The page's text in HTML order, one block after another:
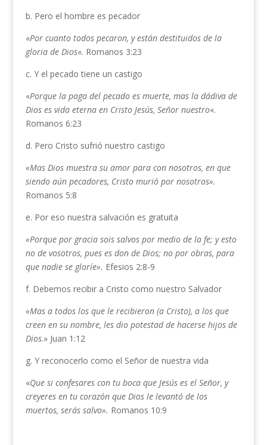
b. Pero el hombre es pecador
«Por cuanto todos pecaron, y están destituidos de la
gloria de Dios«. Romanos 3:23
c. Y el pecado tiene un castigo
«Porque la paga del pecado es muerte, mas la dádiva de
Dios es vida eterna en Cristo Jesús, Señor nuestro«.
Romanos 6:23
d. Pero Cristo sufrió nuestro castigo
«Mas Dios muestra su amor para con nosotros, en que
siendo aún pecadores, Cristo murió por nosotros».
Romanos 5:8
e. Por eso nuestra salvación es gratuita
«Porque por gracia sois salvos por medio de la fe; y esto
no de vosotros, pues es don de Dios; no por obras, para
que nadie se gloríe». Efesios 2:8-9
f. Debemos recibir a Cristo como nuestro Salvador
«Mas a todos los que le recibieron (a Cristo), a los que
creen en su nombre, les dio potestad de hacerse hijos de
Dios.» Juan 1:12
g. Y reconocerlo como el Señor de nuestra vida
«Que si confesares con tu boca que Jesús es el Señor, y
creyeres en tu corazón que Dios le levantó de los
muertos, serás salvo». Romanos 10:9